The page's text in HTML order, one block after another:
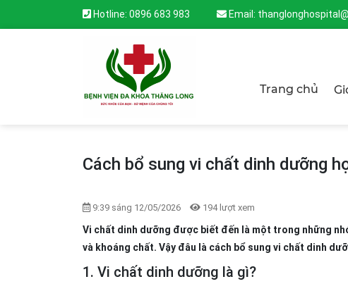
Hotline: 0896 683 983 Email:
Trang chủ
Cách bổ sung vi chất dinh dưỡng
9:39 sáng 12/05/2026 194 lượt xem
Vi chất dinh dưỡng được biết đến là một trong những
và khoáng chất. Vậy đâu là cách bổ sung vi chất dinh
1. Vi chất dinh dưỡng là gì?